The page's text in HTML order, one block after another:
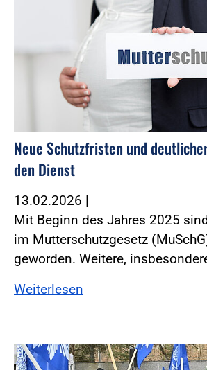
Neue Schutzfristen und
den Dienst
13.02.2026 |
Mit Beginn des Jahres 2025
im Mutterschutzgesetz
geworden. ­Weitere,
Weiterlesen